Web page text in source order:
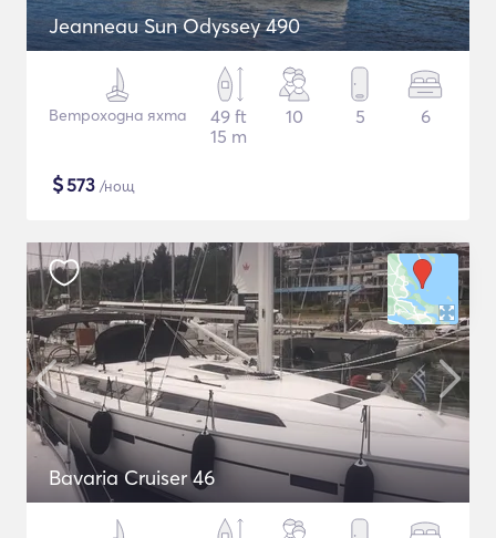
Jeanneau Sun Odyssey 490
Ветроходна яхта
49 ft
15 m
10 5 6
$573 /нощ
Bavaria Cruiser 46